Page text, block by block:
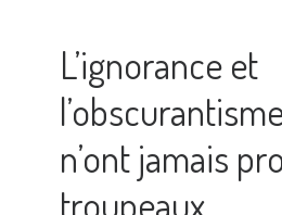
L’ignorance et
n’ont jamais
troupeaux